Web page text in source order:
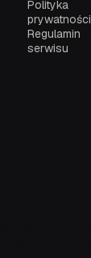
Polityka
prywatności
Regulamin
serwisu